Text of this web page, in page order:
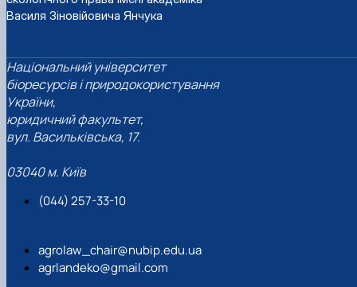
Василя Зіновійовича Янчука
Національний університет
біоресурсів і природокористування
України,
юридичний факультет,
вул. Васильківська, 17.
03040 м. Київ
(044) 257-33-10
agrolaw_chair@nubip.edu.ua
agrlandeko@gmail.com